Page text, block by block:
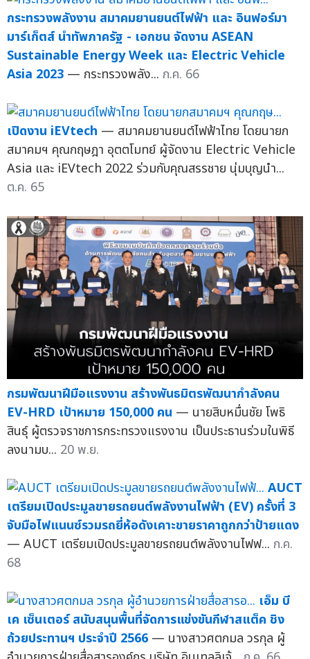
กระทรวงพลังงาน สมาคมยานยนต์ไฟฟ้า และ อินฟอร์มา
มาร์เก็ตส์ นำทัพภาครัฐ - เอกชน จัดงาน ASEAN
Sustainable Energy Week และ Electric Vehicle
Asia 2023 — กระทรวงพลัง... ก.ค. 66
เปิดงาน iEVtech — สมาคมยานยนต์ไฟฟ้าไทย โดยนายก
สมาคมฯ คุณกฤษฎา อุตตโมทย์ ผู้จัดงาน Electric Vehicle
Asia และ iEVtech 2022 ร่วมกับคุณสรรชาย นุ่มบุญนำ...
ต.ค. 65
กรมพัฒนาฝีมือแรงงาน สร้างพันธมิตรพัฒนากำลังคน
EV-HRD เป้าหมาย 150,000 คน — นายสิบหมื่นชัย โพธิ
สินธุ์ ผู้ตรวจราชการกระทรวงแรงงาน เป็นประธานร่วมในพิธี
ลงนามบ... 20 พ.ย.
AUCT
เตรียมเปิดประมูลขายรถยนต์พลังงานไฟฟ้า (EV) ครั้งที่ 3
จับมือไฟแนนซ์รวมรถยี่ห้อดังเคาะขายราคาถูกกว่าป้ายแดง
— AUCT เตรียมเปิดประมูลขายรถยนต์พลังงานไฟฟ... ก.ค.
68
เอ็ม บี
เค เซ็นเตอร์ สนับสนุนพื้นที่จัดการแข่งขันกีฬาสแต็ค ชิง
ถ้วยประทานฯ ประจำปี 2566 — นางสาวศตกมล วรกุล ผู้